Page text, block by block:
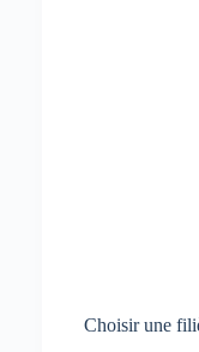
Choisir une